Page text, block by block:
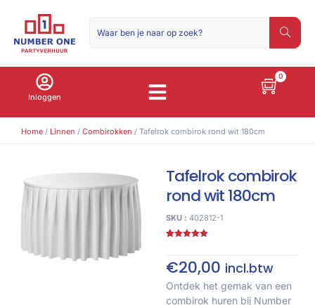
Inloggen
0
Home / Linnen / Combirokken / Tafelrok combirok rond wit 180cm
Tafelrok combirok
rond wit 180cm
SKU : 402812-1
gebaseerd
opklant
waardering
€20,00 incl.btw
Ontdek het gemak van een
combirok huren bij Number